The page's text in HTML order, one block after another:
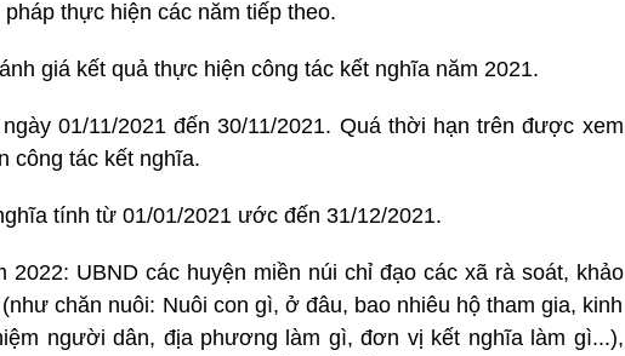
thực hiện các năm tiếp theo.
giá kết quả thực hiện công tác kết nghĩa năm 2021.
01/11/2021 đến 30/11/2021. Quá thời hạn trên được xem
công tác kết nghĩa.
tính từ 01/01/2021 ước đến 31/12/2021.
UBND các huyện miền núi chỉ đạo các xã rà soát, khảo
chăn nuôi: Nuôi con gì, ở đâu, bao nhiêu hộ tham gia, kinh
người dân, địa phương làm gì, đơn vị kết nghĩa làm gì...),